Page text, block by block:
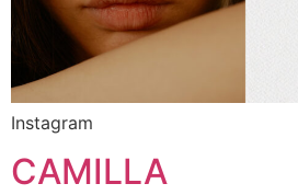
Instagram
CAMILLA